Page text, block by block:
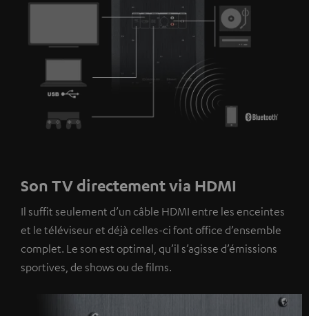
Son TV directement via HDMI
Il suffit seulement d’un câble HDMI entre les enceintes
et le téléviseur et déjà celles-ci font office d’ensemble
complet. Le son est optimal, qu’il s’agisse d’émissions
sportives, de shows ou de films.